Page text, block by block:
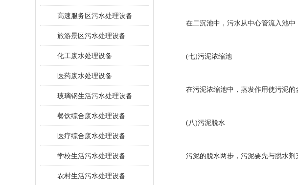
高速服务区污水处理设备
旅游景区污水处理设备
化工废水处理设备
医药废水处理设备
玻璃钢生活污水处理设备
餐饮综合废水处理设备
医疗综合废水处理设备
学校生活污水处理设备
农村生活污水处理设备
在二沉池中，污水从中心管流入池中
(七)污泥浓缩池
在污泥浓缩池中，蒸发作用使污泥的
(八)污泥脱水
污泥的脱水两步，污泥要先与脱水剂